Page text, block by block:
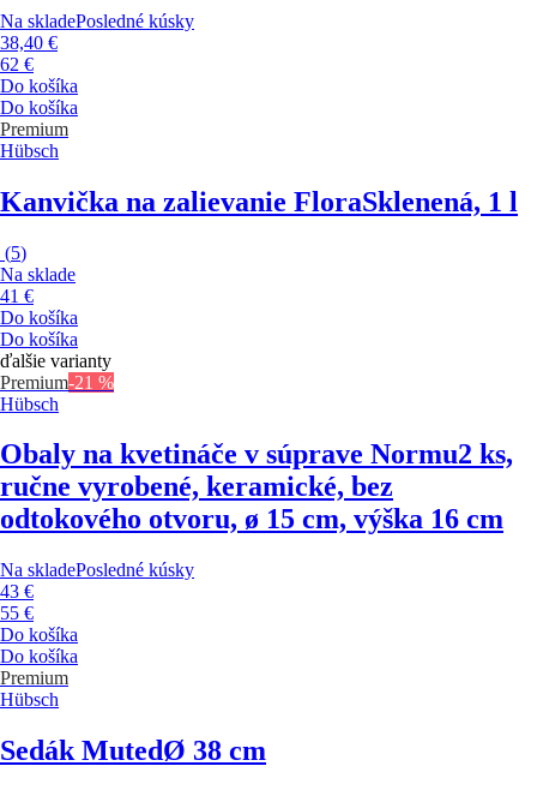
Na skladePosledné kúsky
38,40 €
62 €
Do košíka
Do košíka
Premium
Hübsch
Kanvička na zalievanie FloraSklenená, 1 l
(5)
Na sklade
41 €
Do košíka
Do košíka
ďalšie varianty
Premium-21 %
Hübsch
Obaly na kvetináče v súprave Normu2 ks,
ručne vyrobené, keramické, bez
odtokového otvoru, ø 15 cm, výška 16 cm
Na skladePosledné kúsky
43 €
55 €
Do košíka
Do košíka
Premium
Hübsch
Sedák MutedØ 38 cm